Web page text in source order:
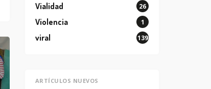
Vialidad 26
Violencia 1
viral 139
ARTÍCULOS NUEVOS